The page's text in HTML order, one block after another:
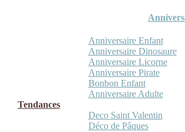
Anniversaire Enfant
Anniversaire Dinosaure
Anniversaire Licorne
Anniversaire Pirate
Bonbon Enfant
Anniversaire Adulte
Tendances
Deco Saint Valentin
Déco de Pâques